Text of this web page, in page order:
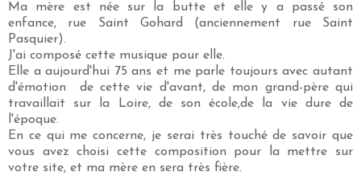
Ma mère est née sur la butte et elle y a passé son
enfance, rue Saint Gohard (anciennement rue Saint
Pasquier).
J'ai composé cette musique pour elle.
Elle a aujourd'hui 75 ans et me parle toujours avec autant
d'émotion de cette vie d'avant, de mon grand-père qui
travaillait sur la Loire, de son école,de la vie dure de
l'époque.
En ce qui me concerne, je serai très touché de savoir que
vous avez choisi cette composition pour la mettre sur
votre site, et ma mère en sera très fière.